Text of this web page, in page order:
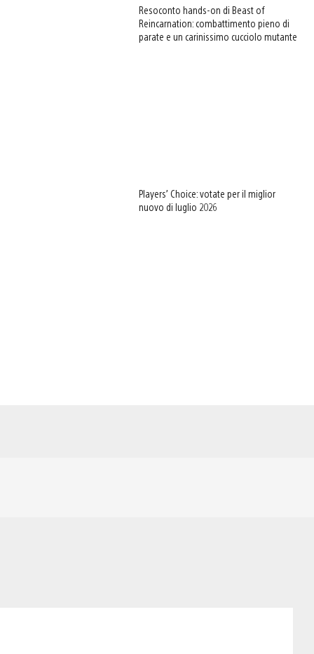
Resoconto hands-on di Beast of
Reincarnation: combattimento pieno di
parate e un carinissimo cucciolo mutante
Players’ Choice: votate per il miglior
nuovo di luglio 2026